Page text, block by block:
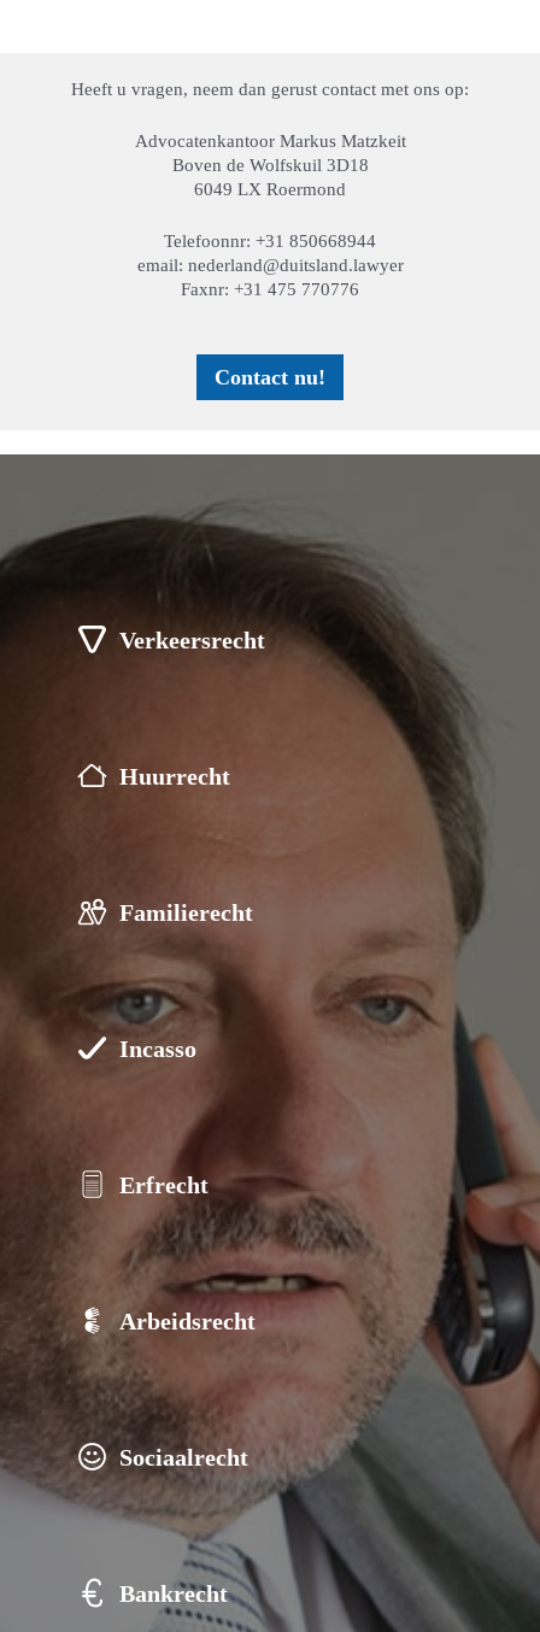
Heeft u vragen, neem dan gerust contact met ons op:
Advocatenkantoor Markus Matzkeit
Boven de Wolfskuil 3D18
6049 LX Roermond
Telefoonnr: +31 850668944
email: nederland@duitsland.lawyer
Faxnr: +31 475 770776
Contact nu!
Verkeersrecht
Huurrecht
Familierecht
Incasso
Erfrecht
Arbeidsrecht
Sociaalrecht
Bankrecht